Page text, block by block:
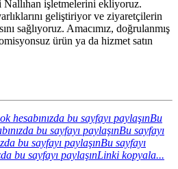
işletmelerini ekliyoruz.
geliştiriyor ve ziyaretçilerin
sağlıyoruz. Amacımız, doğrulanmış
ürün ya da hizmet satın
hesabınızda bu sayfayı paylaşınBu
bu sayfayı paylaşınBu sayfayı
bu sayfayı paylaşınBu sayfayı
bu sayfayı paylaşınLinki kopyala...